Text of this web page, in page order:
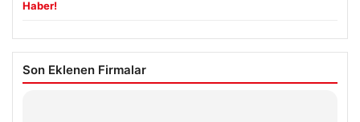
Haber!
Son Eklenen Firmalar